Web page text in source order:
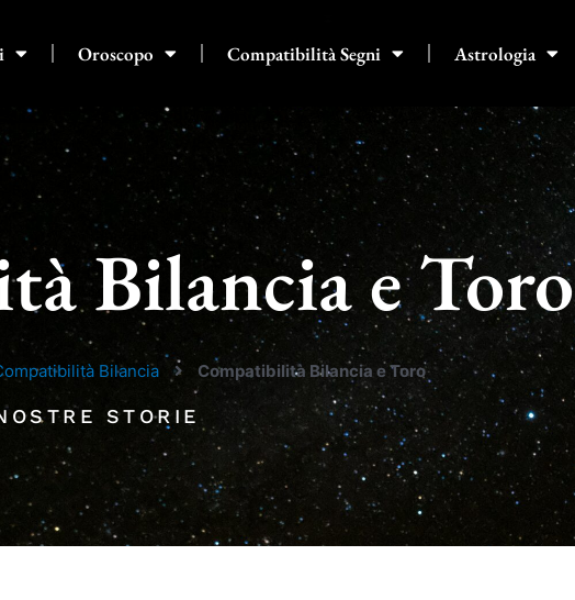
Oroscopo Compatibilità Segni Astrologia
Bilancia e Toro
Bilancia Compatibilità Bilancia e Toro
STORIE